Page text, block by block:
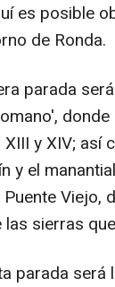
es posible
de Ronda.
parada
y XIV; así
y el
Viejo,
las sierras
parada será